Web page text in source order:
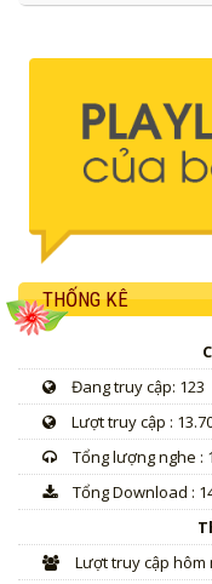
THỐNG KÊ
Đang truy cập: 123
Lượt truy cập :
Tổng lượng nghe :
Tổng Download :
Lượt truy cập hôm